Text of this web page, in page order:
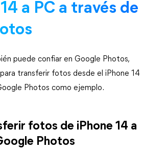
a PC a través de
puede confiar en Google Photos,
transferir fotos desde el iPhone 14
Photos como ejemplo.
fotos de iPhone 14 a
Photos